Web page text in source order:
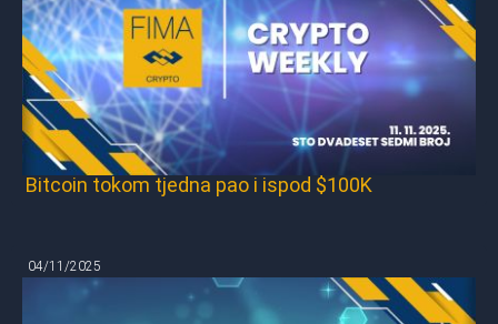
Bitcoin tokom tjedna pao i ispod $100K
04/11/2025